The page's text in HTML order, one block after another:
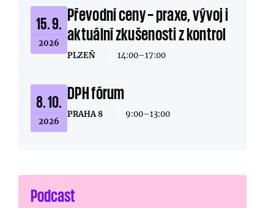
15. 9.
2026
Převodní ceny – praxe, vývoj i
aktuální zkušenosti z kontrol
PLZEŇ 14:00–17:00
8. 10.
2026
DPH fórum
PRAHA 8 9:00–13:00
Podcast